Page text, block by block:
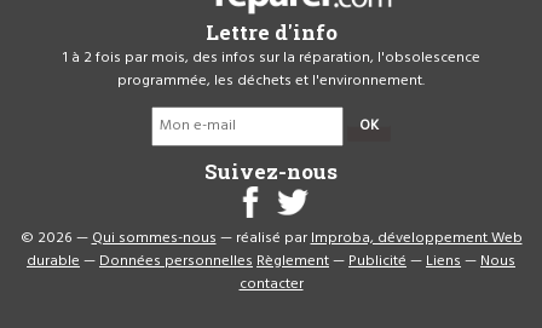
Lettre d'info
1 à 2 fois par mois, des infos sur la réparation, l'obsolescence
programmée, les déchets et l'environnement.
OK
Suivez-nous
© 2026 —Qui sommes-nous— réalisé parImproba, développement Web
durable—Données personnellesRèglement—Publicité—Liens—Nous
contacter